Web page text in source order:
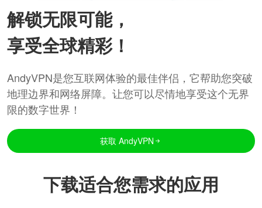
解锁无限可能，
享受全球精彩！
AndyVPN是您互联网体验的最佳伴侣，它帮助您突破
地理边界和网络屏障。让您可以尽情地享受这个无界
限的数字世界！
获取 AndyVPN
下载适合您需求的应用